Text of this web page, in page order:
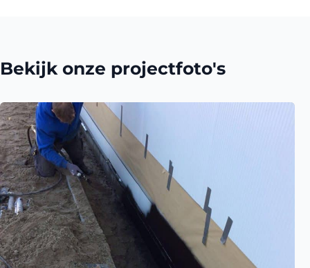
Bekijk onze projectfoto's